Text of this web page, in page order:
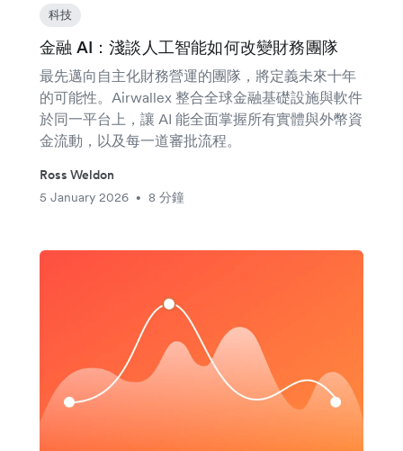
科技
金融 AI：淺談人工智能如何改變財務團隊
最先邁向自主化財務營運的團隊，將定義未來十年
的可能性。Airwallex 整合全球金融基礎設施與軟件
於同一平台上，讓 AI 能全面掌握所有實體與外幣資
金流動，以及每一道審批流程。
Ross Weldon
5 January 2026
• 8 分鐘